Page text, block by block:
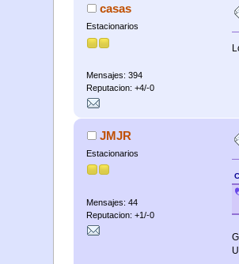
casas
Estacionarios
Mensajes: 394
Reputacion: +4/-0
JMJR
Estacionarios
Mensajes: 44
Reputacion: +1/-0